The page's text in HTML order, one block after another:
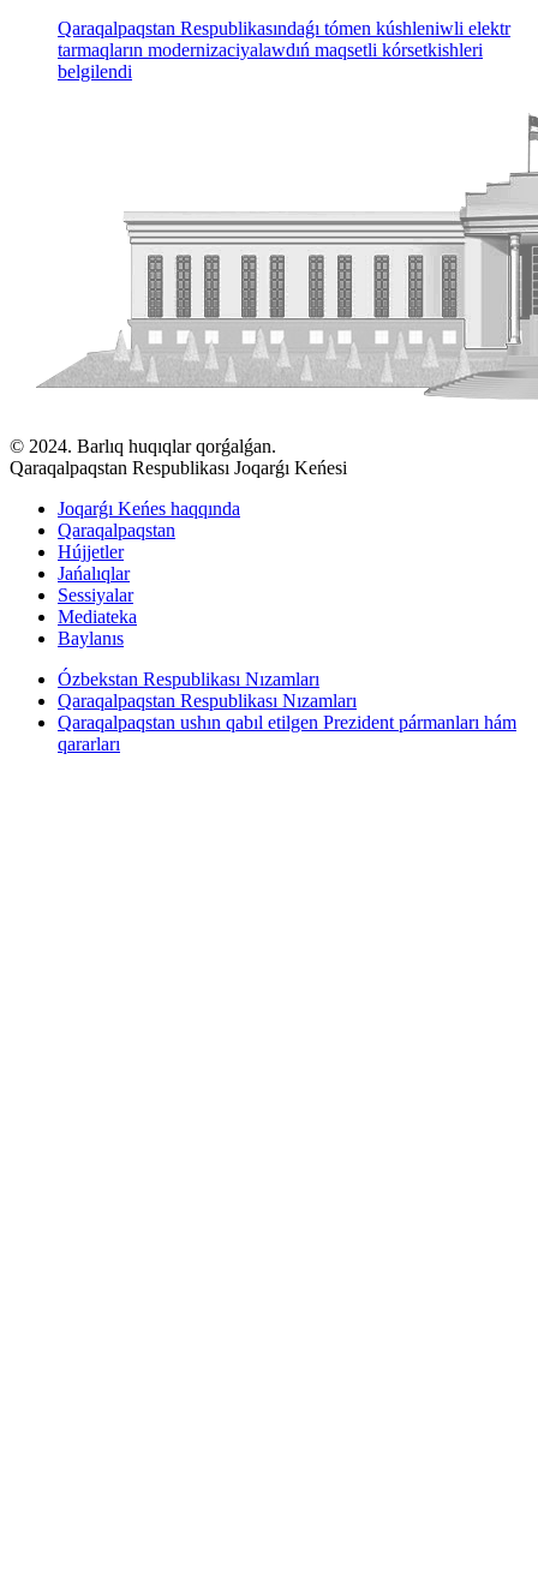
Qaraqalpaqstan Respublikasındaǵı tómen kúshleniwli elektr
tarmaqların modernizaciyalawdıń maqsetli kórsetkishleri
belgilendi
© 2024. Barlıq huqıqlar qorǵalǵan.
Qaraqalpaqstan Respublikası Joqarǵı Keńesi
Joqarǵı Keńes haqqında
Qaraqalpaqstan
Hújjetler
Jańalıqlar
Sessiyalar
Mediateka
Baylanıs
Ózbekstan Respublikası Nızamları
Qaraqalpaqstan Respublikası Nızamları
Qaraqalpaqstan ushın qabıl etilgen Prezident pármanları hám
qararları